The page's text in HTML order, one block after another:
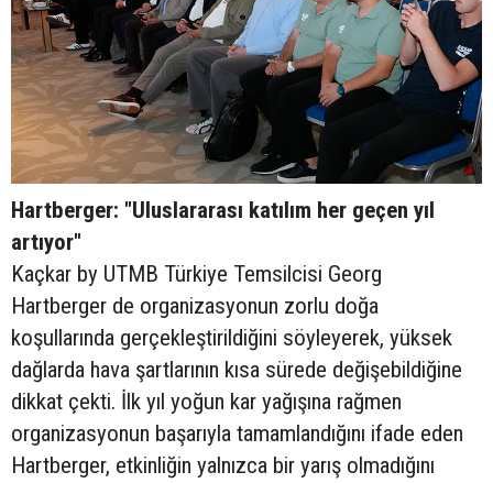
Hartberger: "Uluslararası katılım her geçen yıl
artıyor"
Kaçkar by UTMB Türkiye Temsilcisi Georg
Hartberger de organizasyonun zorlu doğa
koşullarında gerçekleştirildiğini söyleyerek, yüksek
dağlarda hava şartlarının kısa sürede değişebildiğine
dikkat çekti. İlk yıl yoğun kar yağışına rağmen
organizasyonun başarıyla tamamlandığını ifade eden
Hartberger, etkinliğin yalnızca bir yarış olmadığını